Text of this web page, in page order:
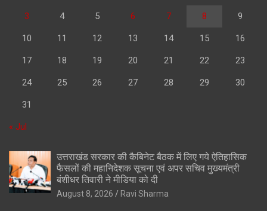
3 4 5 6 7 8 9
10 11 12 13 14 15 16
17 18 19 20 21 22 23
24 25 26 27 28 29 30
31
« Jul
उत्तराखंड सरकार की कैबिनेट बैठक में लिए गये ऐतिहासिक
फैसलों की महानिदेशक सूचना एवं अपर सचिव मुख्यमंत्री
बंशीधर तिवारी ने मीडिया को दी
August 8, 2026 Ravi Sharma